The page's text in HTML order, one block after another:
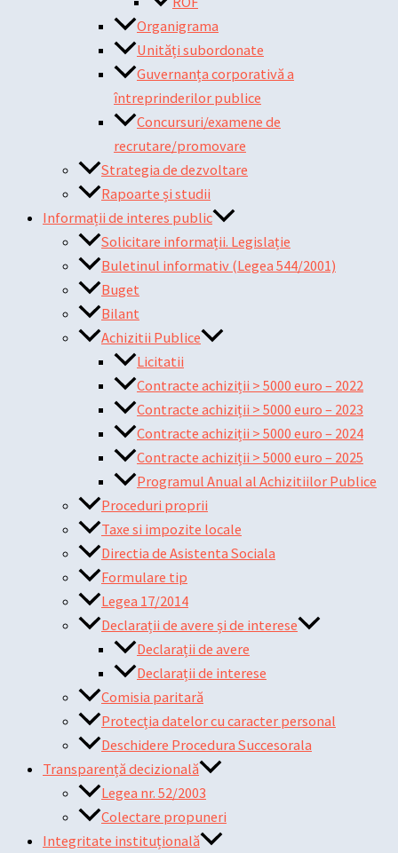
Organigrama
Unități subordonate
Guvernanța corporativă a
întreprinderilor publice
Concursuri/examene de
recrutare/promovare
Strategia de dezvoltare
Rapoarte și studii
Informații de interes public
Solicitare informații. Legislație
Buletinul informativ (Legea 544/2001)
Buget
Bilant
Achizitii Publice
Licitatii
Contracte achiziții > 5000 euro – 2022
Contracte achiziții > 5000 euro – 2023
Contracte achiziții > 5000 euro – 2024
Contracte achiziții > 5000 euro – 2025
Programul Anual al Achizitiilor Publice
Proceduri proprii
Taxe si impozite locale
Directia de Asistenta Sociala
Formulare tip
Legea 17/2014
Declarații de avere și de interese
Declarații de avere
Declarații de interese
Comisia paritară
Protecția datelor cu caracter personal
Deschidere Procedura Succesorala
Transparență decizională
Legea nr. 52/2003
Colectare propuneri
Integritate instituțională